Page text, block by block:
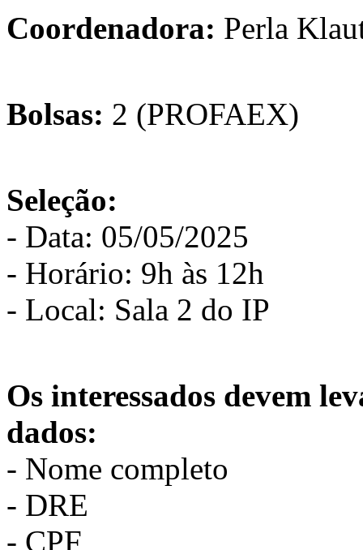
Coordenadora: Perla
Bolsas: 2 (PROFAEX)
Seleção:
- Data: 05/05/2025
- Horário: 9h às 12h
- Local: Sala 2 do IP
Os interessados devem
dados:
- Nome completo
- DRE
- CPF